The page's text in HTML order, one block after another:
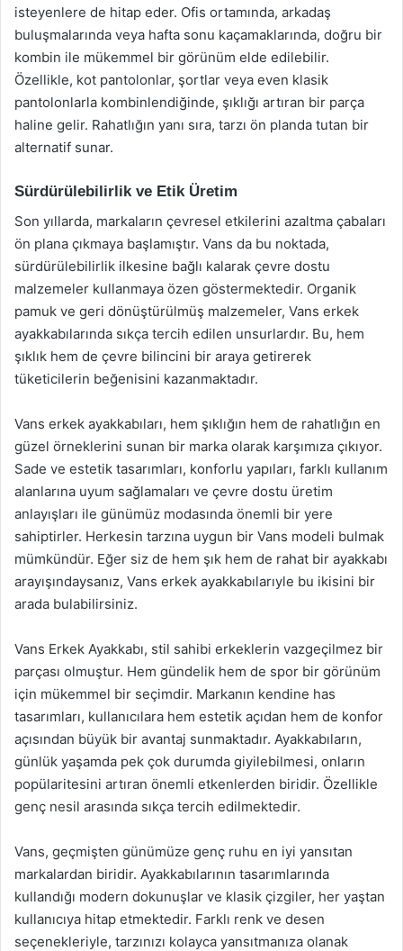
isteyenlere de hitap eder. Ofis ortamında, arkadaş
buluşmalarında veya hafta sonu kaçamaklarında, doğru bir
kombin ile mükemmel bir görünüm elde edilebilir.
Özellikle, kot pantolonlar, şortlar veya even klasik
pantolonlarla kombinlendiğinde, şıklığı artıran bir parça
haline gelir. Rahatlığın yanı sıra, tarzı ön planda tutan bir
alternatif sunar.
Sürdürülebilirlik ve Etik Üretim
Son yıllarda, markaların çevresel etkilerini azaltma çabaları
ön plana çıkmaya başlamıştır. Vans da bu noktada,
sürdürülebilirlik ilkesine bağlı kalarak çevre dostu
malzemeler kullanmaya özen göstermektedir. Organik
pamuk ve geri dönüştürülmüş malzemeler, Vans erkek
ayakkabılarında sıkça tercih edilen unsurlardır. Bu, hem
şıklık hem de çevre bilincini bir araya getirerek
tüketicilerin beğenisini kazanmaktadır.
Vans erkek ayakkabıları, hem şıklığın hem de rahatlığın en
güzel örneklerini sunan bir marka olarak karşımıza çıkıyor.
Sade ve estetik tasarımları, konforlu yapıları, farklı kullanım
alanlarına uyum sağlamaları ve çevre dostu üretim
anlayışları ile günümüz modasında önemli bir yere
sahiptirler. Herkesin tarzına uygun bir Vans modeli bulmak
mümkündür. Eğer siz de hem şık hem de rahat bir ayakkabı
arayışındaysanız, Vans erkek ayakkabılarıyle bu ikisini bir
arada bulabilirsiniz.
Vans Erkek Ayakkabı, stil sahibi erkeklerin vazgeçilmez bir
parçası olmuştur. Hem gündelik hem de spor bir görünüm
için mükemmel bir seçimdir. Markanın kendine has
tasarımları, kullanıcılara hem estetik açıdan hem de konfor
açısından büyük bir avantaj sunmaktadır. Ayakkabıların,
günlük yaşamda pek çok durumda giyilebilmesi, onların
popülaritesini artıran önemli etkenlerden biridir. Özellikle
genç nesil arasında sıkça tercih edilmektedir.
Vans, geçmişten günümüze genç ruhu en iyi yansıtan
markalardan biridir. Ayakkabılarının tasarımlarında
kullandığı modern dokunuşlar ve klasik çizgiler, her yaştan
kullanıcıya hitap etmektedir. Farklı renk ve desen
seçenekleriyle, tarzınızı kolayca yansıtmanıza olanak